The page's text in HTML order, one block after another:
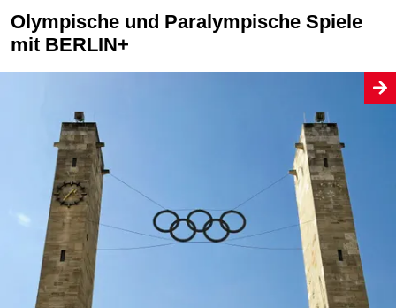
Olympische und Paralympische Spiele
mit BERLIN+